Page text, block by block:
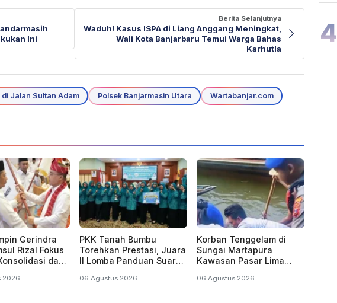
Ini
Berita Selanjutnya
Waduh! Kasus ISPA di Liang Anggang Meningkat,
Wali Kota Banjarbaru Temui Warga Bahas
Karhutla
Jalan Sultan Adam Polsek Banjarmasin Utara Wartabanjar.com
Gerindra
Rizal Fokus
dan
2026
PKK Tanah Bumbu
Torehkan Prestasi, Juara
II Lomba Panduan Suara
06 Agustus 2026
Korban Tenggelam di
Sungai Martapura
Kawasan Pasar Lima
06 Agustus 2026
4